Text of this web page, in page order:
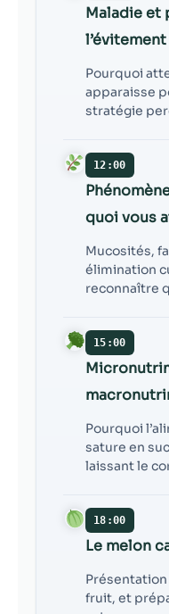
Maladie et
l’évitement
Pourquoi
apparaisse
stratégie
12:00
quoi vous
Mucosités,
élimination
reconnaître
15:00
Pourquoi
sature en
laissant le
18:00
Le melon
fruit, et